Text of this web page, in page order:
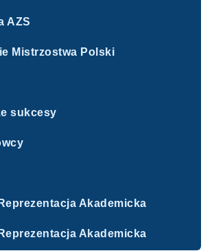
AZS
Mistrzostwa Polski
sukcesy
Akademicka
Akademicka